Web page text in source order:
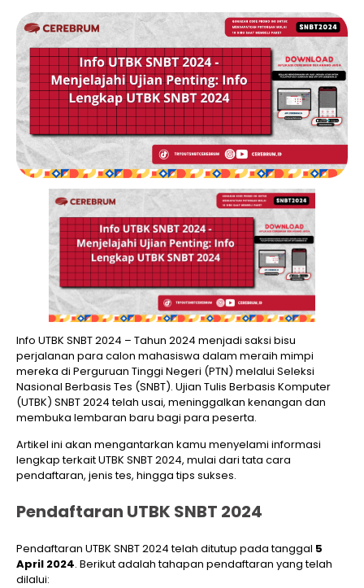
Info UTBK SNBT 2024 – Tahun 2024 menjadi saksi bisu
perjalanan para calon mahasiswa dalam meraih mimpi
mereka di Perguruan Tinggi Negeri (PTN) melalui Seleksi
Nasional Berbasis Tes (SNBT). Ujian Tulis Berbasis Komputer
(UTBK) SNBT 2024 telah usai, meninggalkan kenangan dan
membuka lembaran baru bagi para peserta.
Artikel ini akan mengantarkan kamu menyelami informasi
lengkap terkait UTBK SNBT 2024, mulai dari tata cara
pendaftaran, jenis tes, hingga tips sukses.
Pendaftaran UTBK SNBT 2024
Pendaftaran UTBK SNBT 2024 telah ditutup pada tanggal 5
April 2024. Berikut adalah tahapan pendaftaran yang telah
dilalui: